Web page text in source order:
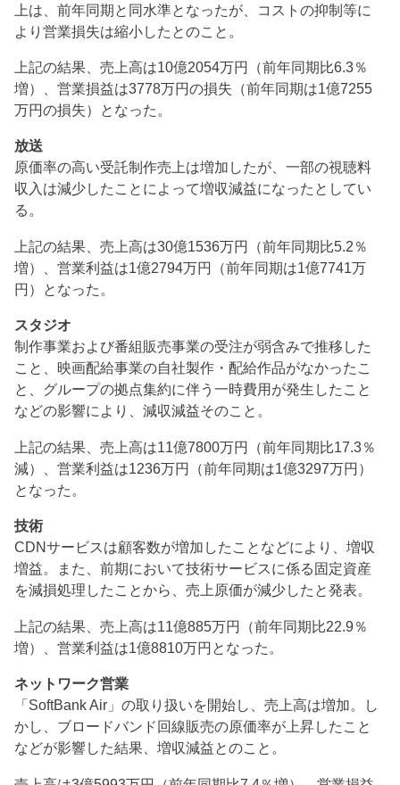
上は、前年同期と同水準となったが、コストの抑制等に
より営業損失は縮小したとのこと。
上記の結果、売上高は10億2054万円（前年同期比6.3％
増）、営業損益は3778万円の損失（前年同期は1億7255
万円の損失）となった。
放送
原価率の高い受託制作売上は増加したが、一部の視聴料
収入は減少したことによって増収減益になったとしてい
る。
上記の結果、売上高は30億1536万円（前年同期比5.2％
増）、営業利益は1億2794万円（前年同期は1億7741万
円）となった。
スタジオ
制作事業および番組販売事業の受注が弱含みで推移した
こと、映画配給事業の自社製作・配給作品がなかったこ
と、グループの拠点集約に伴う一時費用が発生したこと
などの影響により、減収減益そのこと。
上記の結果、売上高は11億7800万円（前年同期比17.3％
減）、営業利益は1236万円（前年同期は1億3297万円）
となった。
技術
CDNサービスは顧客数が増加したことなどにより、増収
増益。また、前期において技術サービスに係る固定資産
を減損処理したことから、売上原価が減少したと発表。
上記の結果、売上高は11億885万円（前年同期比22.9％
増）、営業利益は1億8810万円となった。
ネットワーク営業
「SoftBank Air」の取り扱いを開始し、売上高は増加。し
かし、ブロードバンド回線販売の原価率が上昇したこと
などが影響した結果、増収減益とのこと。